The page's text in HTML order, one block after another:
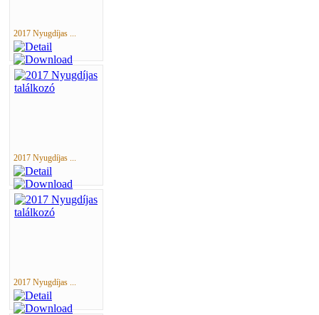
2017 Nyugdíjas ...
2017 Nyugdíjas ...
2017 Nyugdíjas ...